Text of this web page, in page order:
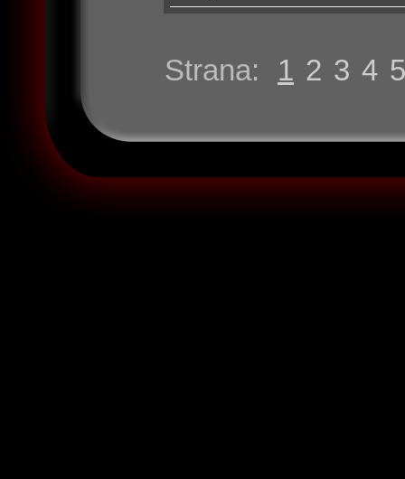
Strana: 1 2 3 4 5